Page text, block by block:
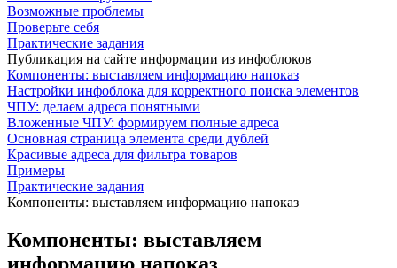
Возможные проблемы
Проверьте себя
Практические задания
Публикация на сайте информации из инфоблоков
Компоненты: выставляем информацию напоказ
Настройки инфоблока для корректного поиска элементов
ЧПУ: делаем адреса понятными
Вложенные ЧПУ: формируем полные адреса
Основная страница элемента среди дублей
Красивые адреса для фильтра товаров
Примеры
Практические задания
Компоненты: выставляем информацию напоказ
Компоненты: выставляем